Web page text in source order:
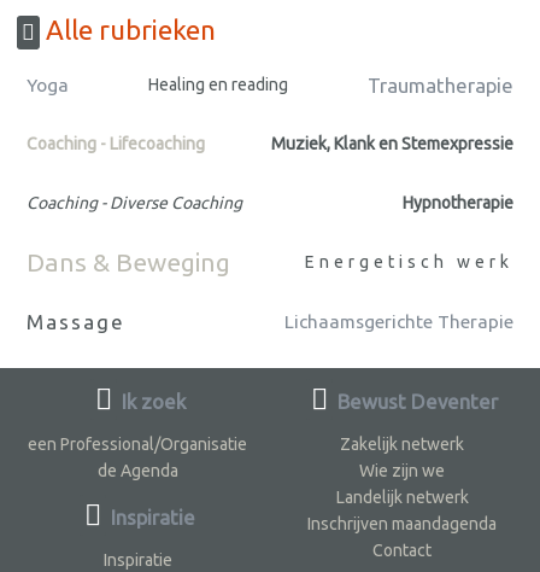
Alle rubrieken
Yoga Healing en reading Traumatherapie
Coaching - Lifecoaching Muziek, Klank en Stemexpressie
Coaching - Diverse Coaching Hypnotherapie
Dans & Beweging Energetisch werk
Massage Lichaamsgerichte Therapie
Ik zoek
een Professional/Organisatie
de Agenda
Inspiratie
Inspiratie
Bewust Deventer
Zakelijk netwerk
Wie zijn we
Landelijk netwerk
Inschrijven maandagenda
Contact